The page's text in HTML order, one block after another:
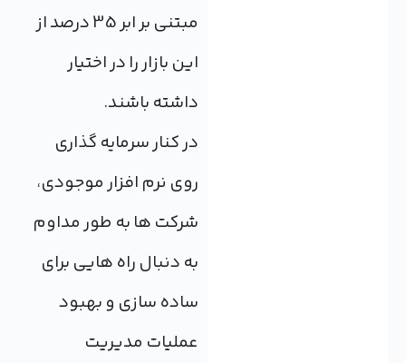
مبتنی بر ابر 35 درصد از
این بازار را در اختیار
داشته باشند.
در کنار سرمایه گذاری
روی نرم افزار موجودی،
شرکت ها به طور مداوم
به دنبال راه هایی برای
ساده سازی و بهبود
عملیات مدیریت